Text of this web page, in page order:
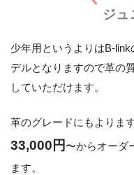
ジュ
少年用というよりはB-
デルとなりますので革の
していただけます。
革のグレードにもよりま
33,000円 〜からオーダ
ます。